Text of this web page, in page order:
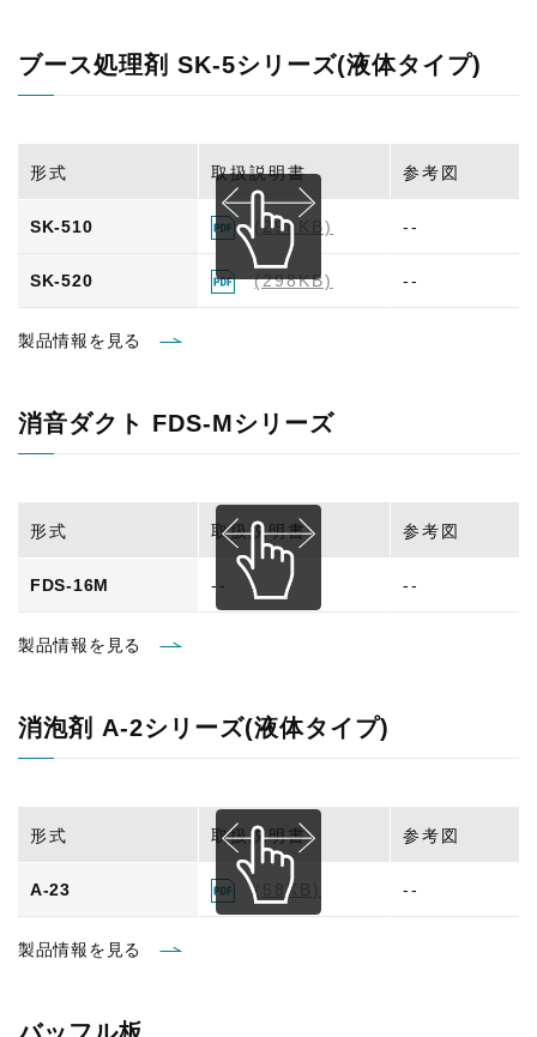
ブース処理剤 SK-5シリーズ(液体タイプ)
形式 取扱説明書 参考図
SK-510 (298KB) --
SK-520 (298KB) --
製品情報を見る
消音ダクト FDS-Mシリーズ
形式 取扱説明書 参考図
FDS-16M -- --
製品情報を見る
消泡剤 A-2シリーズ(液体タイプ)
形式 取扱説明書 参考図
A-23 (58KB) --
製品情報を見る